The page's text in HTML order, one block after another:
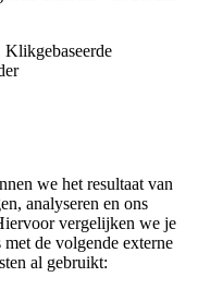
we het resultaat van
analyseren en ons
vergelijken we je
de volgende externe
al gebruikt: